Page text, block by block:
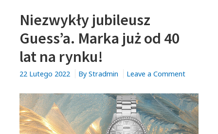
EDITION
Niezwykły jubileusz
Guess’a. Marka już od 40
lat na rynku!
22 Lutego 2022 By Stradmin Leave a Commenton
jubileusz
Guess’a.
Marka